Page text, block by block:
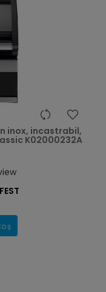
inox, incastrabil,
K02000232A